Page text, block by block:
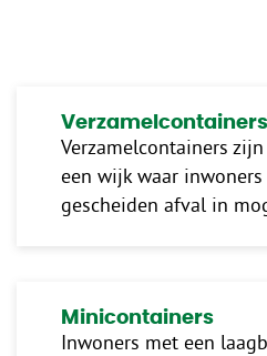
Verzamelcontainers
Verzamelcontainers
een wijk waar
gescheiden afval in
Minicontainers
Inwoners met een